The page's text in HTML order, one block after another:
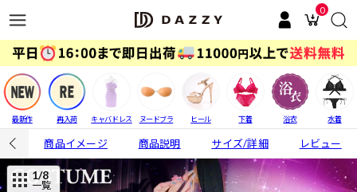
0
最新作 再入荷 キャバドレス ヌードブラ ヒール 下着 浴衣 水着
商品イメージ 商品説明 サイズ/詳細 レビュー
1/8
一覧